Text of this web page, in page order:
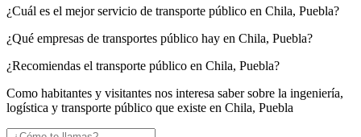
¿Cuál es el mejor servicio de transporte público en Chila, Puebla?
¿Qué empresas de transportes público hay en Chila, Puebla?
¿Recomiendas el transporte público en Chila, Puebla?
Como habitantes y visitantes nos interesa saber sobre la ingeniería,
logística y transporte público que existe en Chila, Puebla